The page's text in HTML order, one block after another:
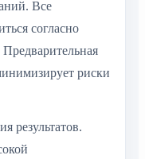
Все
согласно
риски
результатов.